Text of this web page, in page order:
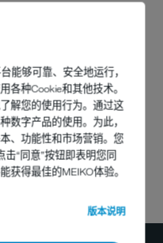
能够可靠、安全地运行，
各种Cookie和其他技术。
解您的使用行为。通过这
数字产品的使用。为此，
、功能性和市场营销。您
击“同意”按钮即表明您同
获得最佳的MEIKO体验。
版本说明